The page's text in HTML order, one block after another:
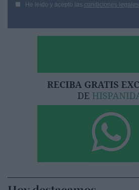
He leído y acepto las condiciones legales